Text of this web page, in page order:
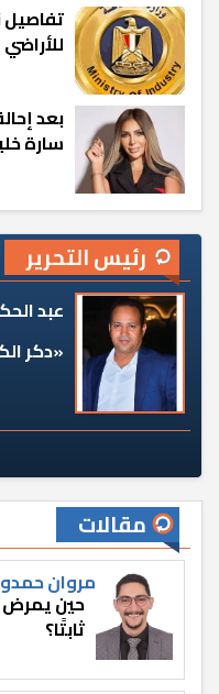
تفاصيل
بعد
سارة
رئيس التحرير
عبد
«دكر
مقالات
مروان
حين يمرض
ثابتًا؟